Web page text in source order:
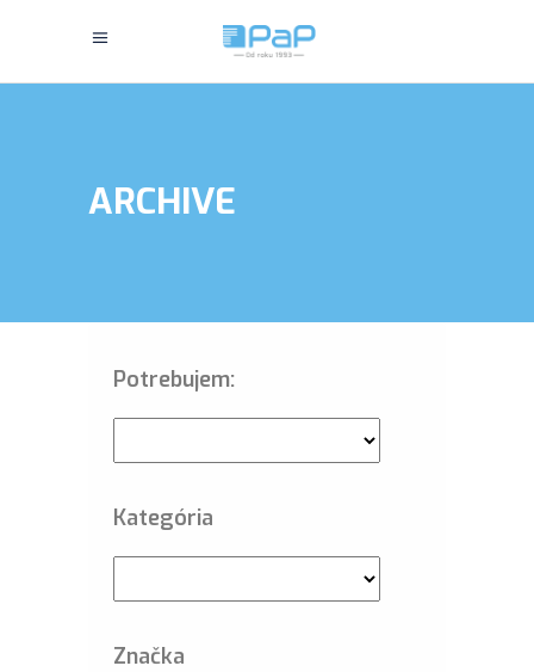
ARCHIVE
Potrebujem:
Kategória
Značka